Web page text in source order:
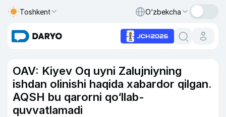
Toshkent O‘zbekcha
OAV: Kiyev Oq uyni Zalujniyning
ishdan olinishi haqida xabardor qilgan.
AQSH bu qarorni qo‘llab-
quvvatlamadi